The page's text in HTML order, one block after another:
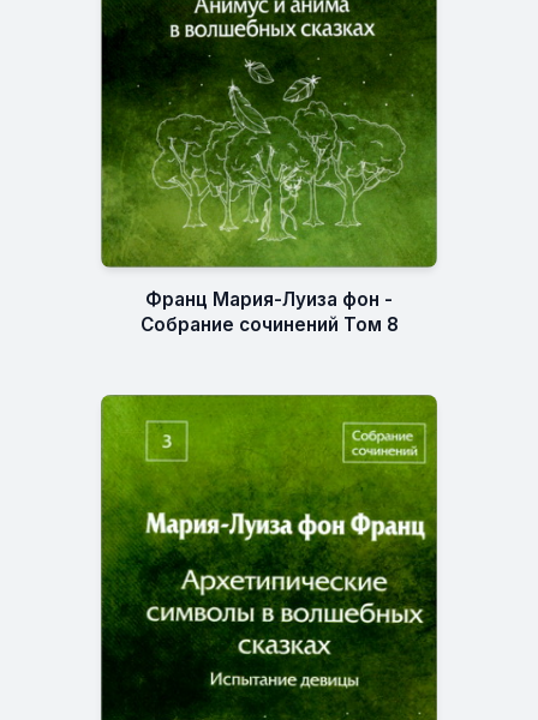
Франц Мария-Луиза фон -
Собрание сочинений Том 8